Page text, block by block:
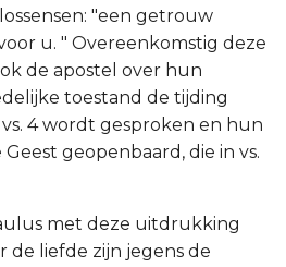
"een getrouw
u. " Overeenkomstig deze
de apostel over hun
toestand de tijding
4 wordt gesproken en hun
geopenbaard, die in vs.
met deze uitdrukking
de liefde zijn jegens de